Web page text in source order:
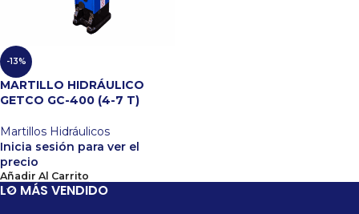
-13%
MARTILLO HIDRÁULICO
GETCO GC-400 (4-7 T)
Martillos Hidráulicos
Inicia sesión para ver el
precio
Añadir Al Carrito
LO MÁS VENDIDO